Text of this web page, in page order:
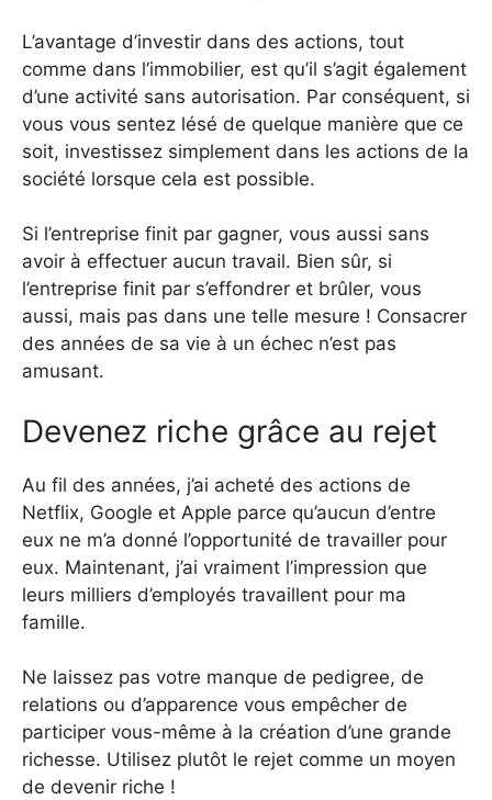
L’avantage d’investir dans des actions, tout
comme dans l’immobilier, est qu’il s’agit également
d’une activité sans autorisation. Par conséquent, si
vous vous sentez lésé de quelque manière que ce
soit, investissez simplement dans les actions de la
société lorsque cela est possible.
Si l’entreprise finit par gagner, vous aussi sans
avoir à effectuer aucun travail. Bien sûr, si
l’entreprise finit par s’effondrer et brûler, vous
aussi, mais pas dans une telle mesure ! Consacrer
des années de sa vie à un échec n’est pas
amusant.
Devenez riche grâce au rejet
Au fil des années, j’ai acheté des actions de
Netflix, Google et Apple parce qu’aucun d’entre
eux ne m’a donné l’opportunité de travailler pour
eux. Maintenant, j’ai vraiment l’impression que
leurs milliers d’employés travaillent pour ma
famille.
Ne laissez pas votre manque de pedigree, de
relations ou d’apparence vous empêcher de
participer vous-même à la création d’une grande
richesse. Utilisez plutôt le rejet comme un moyen
de devenir riche !